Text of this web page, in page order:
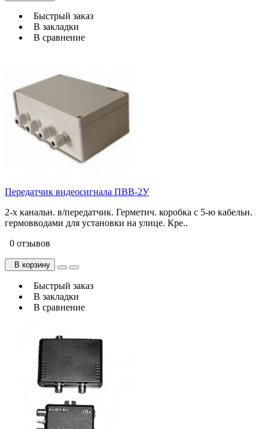
Быстрый заказ
В закладки
В сравнение
Передатчик видеосигнала ПВВ-2У
2-х канальн. в/передатчик. Герметич. коробка с 5-ю кабельн.
гермовводами для установки на улице. Кре..
0 отзывов
В корзину
Быстрый заказ
В закладки
В сравнение